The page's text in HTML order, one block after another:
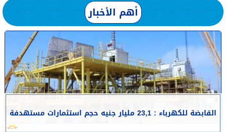
أهم الأخبار
القابضة للكهرباء : 23,1 مليار جنيه حجم استثمارات مستهدفة